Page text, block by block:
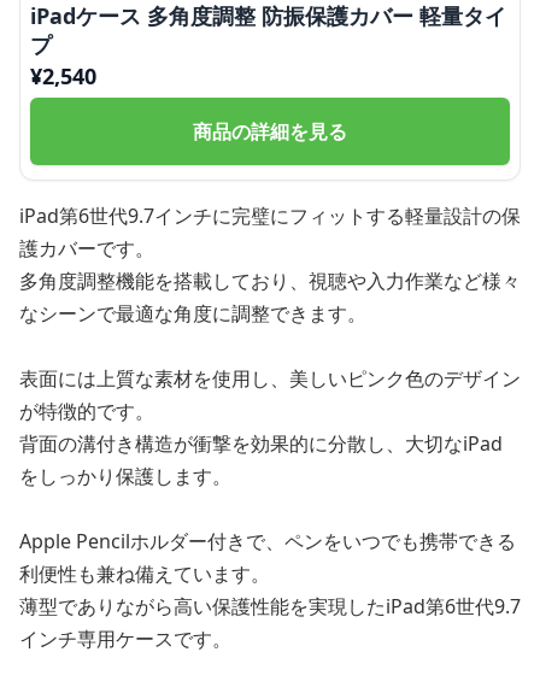
iPadケース 多角度調整 防振保護カバー 軽量タイ
プ
¥2,540
商品の詳細を見る
iPad第6世代9.7インチに完璧にフィットする軽量設計の保
護カバーです。
多角度調整機能を搭載しており、視聴や入力作業など様々
なシーンで最適な角度に調整できます。
表面には上質な素材を使用し、美しいピンク色のデザイン
が特徴的です。
背面の溝付き構造が衝撃を効果的に分散し、大切なiPad
をしっかり保護します。
Apple Pencilホルダー付きで、ペンをいつでも携帯できる
利便性も兼ね備えています。
薄型でありながら高い保護性能を実現したiPad第6世代9.7
インチ専用ケースです。